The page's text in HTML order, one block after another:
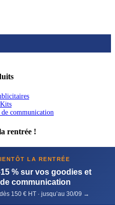
de communication
rentrée !
LA RENTRÉE
% sur vos goodies et
communication
150 € HT · jusqu’au 30/09 →